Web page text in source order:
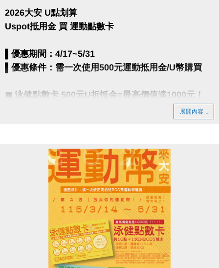
2026大安 U點划算
Uspot抵用金 買 運動點數卡
▌優惠期間：4/17~5/31
▌優惠條件：需一次使用500元運動抵用金/U幣購買
◼︎ 泳健點數卡 500元U折抵金=最高價值達1000元！
◼︎ 撞球點數卡 500元U折抵金=價值600元！
▪︎ 共6點 (可使用1小時*6次)
• 期限至115/12/31，不限本人使用。
• ［泳健點數卡］至中心泳池或體適能櫃台出示卡片由工作人員畫押日期兌換當日
入場票，入場票限當日使用，逾期無效，亦無法重新兌換、取消或退費。體適能
展開內容